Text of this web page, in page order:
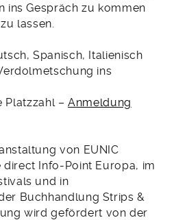
ins Gespräch zu kommen
lassen.
Spanisch, Italienisch
ins
Platzzahl –Anmeldung
von EUNIC
Info-Point Europa, im
und in
Buchhandlung Strips &
wird gefördert von der